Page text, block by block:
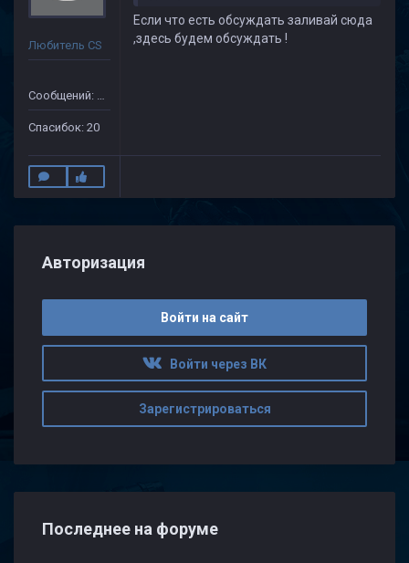
Любитель CS
Сообщений: 149
Спасибок: 20
Если что есть обсуждать заливай сюда
,здесь будем обсуждать !
Авторизация
Войти на сайт
Войти через ВК
Зарегистрироваться
Последнее на форуме